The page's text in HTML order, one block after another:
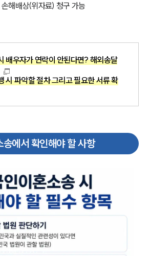
해배상(위자료) 청구 가능
배우자가 연락이 안된다면? 해외송달
시 파악할 절차 그리고 필요한 서류 확
송에서 확인해야 할 사항